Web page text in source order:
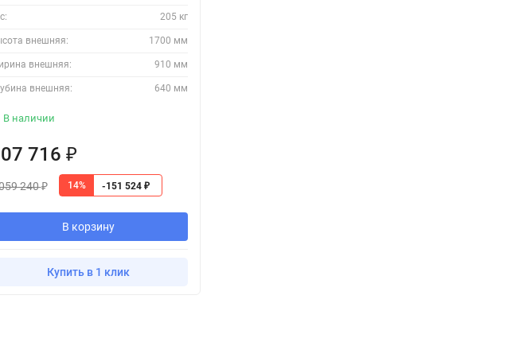
205 кг
внешняя: 1700 мм
внешняя: 910 мм
внешняя: 640 мм
В наличии
716 ₽
240₽ 14% -151 524 ₽
В корзину
Купить в 1 клик